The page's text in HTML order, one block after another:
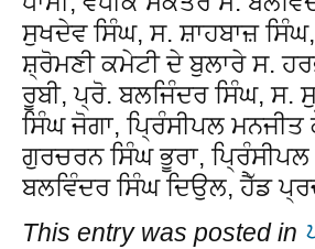
ਸੁਖਦੇਵ ਸਿੰਘ, ਸ. ਸ਼ਾਹਬਾਜ਼
ਸ਼੍ਰੋਮਣੀ ਕਮੇਟੀ ਦੇ ਬੁਲਾਰੇ ਸ.
ਰੂਬੀ, ਪ੍ਰੋ. ਬਲਜਿੰਦਰ ਸਿੰਘ, ਸ.
ਸਿੰਘ ਜੋਗਾ, ਪ੍ਰਿੰਸੀਪਲ
ਗੁਰਚਰਨ ਸਿੰਘ ਭੂਰਾ,
ਬਲਵਿੰਦਰ ਸਿੰਘ ਦਿਉਲ, ਹੈੱਡ
This entry was posted in